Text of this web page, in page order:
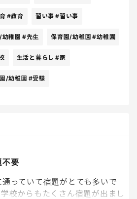
心持ちでいるwww
#教育 習い事 #習い事
稚園 #先生 保育園/幼稚園 #幼稚園
生活と暮らし #家
/幼稚園 #受験
不要
っていて宿題がとても多いで
校からもたくさん宿題が出まし